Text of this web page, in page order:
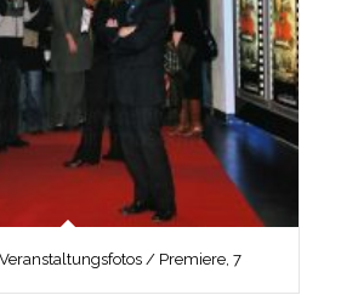
/ Premiere, 7